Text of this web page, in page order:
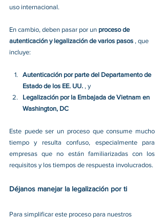
uso internacional.
En cambio, deben pasar por un proceso de
autenticación y legalización de varios pasos , que
incluye:
Autenticación por parte del Departamento de
Estado de los EE. UU. , y
Legalización por la Embajada de Vietnam en
Washington, DC
Este puede ser un proceso que consume mucho
tiempo y resulta confuso, especialmente para
empresas que no están familiarizadas con los
requisitos y los tiempos de respuesta involucrados.
Déjanos manejar la legalización por ti
Para simplificar este proceso para nuestros